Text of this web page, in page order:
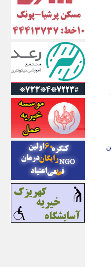
ایران آرت
ایران آنلاین
ایران زندگی
ایران فوری
ایرانی روز
ایرانیتال
ایرنا
ایسکانیوز
ایسنا
ایکنا
ایلنا
اینتیتر
ایونا نیوز
بازتاب آنلاین
باشگاه خبرنگاران
باغستان نیوز
بامبوک
ببین و بخون
بدینسان
بنکر